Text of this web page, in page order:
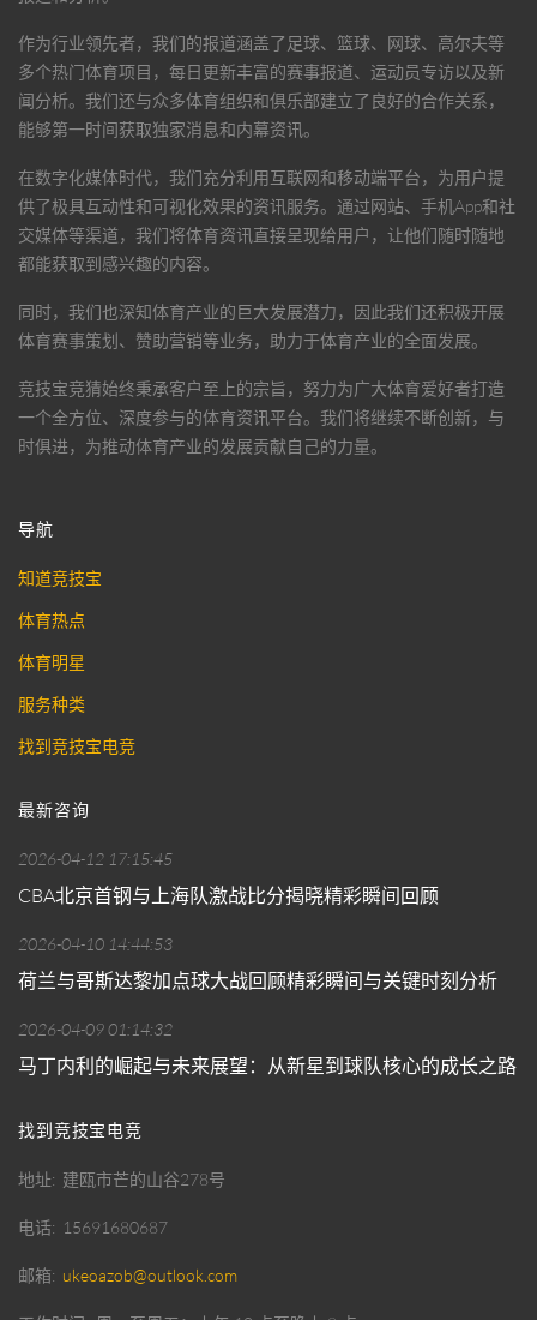
作为行业领先者，我们的报道涵盖了足球、篮球、网球、高尔夫等
多个热门体育项目，每日更新丰富的赛事报道、运动员专访以及新
闻分析。我们还与众多体育组织和俱乐部建立了良好的合作关系，
能够第一时间获取独家消息和内幕资讯。
在数字化媒体时代，我们充分利用互联网和移动端平台，为用户提
供了极具互动性和可视化效果的资讯服务。通过网站、手机App和社
交媒体等渠道，我们将体育资讯直接呈现给用户，让他们随时随地
都能获取到感兴趣的内容。
同时，我们也深知体育产业的巨大发展潜力，因此我们还积极开展
体育赛事策划、赞助营销等业务，助力于体育产业的全面发展。
竞技宝竞猜始终秉承客户至上的宗旨，努力为广大体育爱好者打造
一个全方位、深度参与的体育资讯平台。我们将继续不断创新，与
时俱进，为推动体育产业的发展贡献自己的力量。
导航
知道竞技宝
体育热点
体育明星
服务种类
找到竞技宝电竞
最新咨询
2026-04-12 17:15:45
CBA北京首钢与上海队激战比分揭晓精彩瞬间回顾
2026-04-10 14:44:53
荷兰与哥斯达黎加点球大战回顾精彩瞬间与关键时刻分析
2026-04-09 01:14:32
马丁内利的崛起与未来展望：从新星到球队核心的成长之路
找到竞技宝电竞
地址 建瓯市芒的山谷278号
电话 15691680687
邮箱 ukeoazob@outlook.com